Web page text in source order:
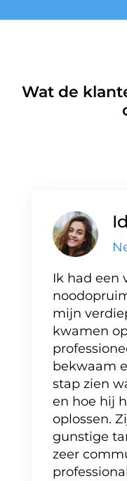
Wat de
Ik had een
mijn
kwamen
bekwaam
stap zien
en hoe hij
oplossen.
gunstige
zeer